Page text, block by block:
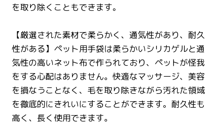
を取り除くこともできます。
【厳選された素材で柔らかく、通気性があり、耐久
性がある】ペット用手袋は柔らかいシリカゲルと通
気性の高いネット布で作られており、ペットが怪我
をする心配はありません。快適なマッサージ、美容
を損なうことなく、毛を取り除きながら汚れた領域
を徹底的にきれいにすることができます。耐久性も
高く、長く使用できます。